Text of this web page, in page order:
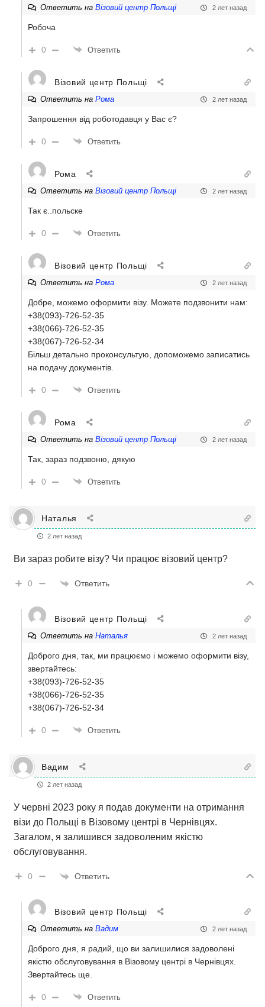
Ответить на Візовий центр Польщі 2 лет назад
Робоча
0 Ответить
Візовий центр Польщі
Ответить на Рома 2 лет назад
Запрошення від роботодавця у Вас є?
0 Ответить
Рома
Ответить на Візовий центр Польщі 2 лет назад
Так є..польске
0 Ответить
Візовий центр Польщі
Ответить на Рома 2 лет назад
Добре, можемо оформити візу. Можете подзвонити нам:
+38(093)-726-52-35
+38(066)-726-52-35
+38(067)-726-52-34
Більш детально проконсультую, допоможемо записатись
на подачу документів.
0 Ответить
Рома
Ответить на Візовий центр Польщі 2 лет назад
Так, зараз подзвоню, дякую
0 Ответить
Наталья
2 лет назад
Ви зараз робите візу? Чи працює візовий центр?
0 Ответить
Візовий центр Польщі
Ответить на Наталья 2 лет назад
Доброго дня, так, ми працюємо і можемо оформити візу,
звертайтесь:
+38(093)-726-52-35
+38(066)-726-52-35
+38(067)-726-52-34
0 Ответить
Вадим
2 лет назад
У червні 2023 року я подав документи на отримання
візи до Польщі в Візовому центрі в Чернівцях.
Загалом, я залишився задоволеним якістю
обслуговування.
0 Ответить
Візовий центр Польщі
Ответить на Вадим 2 лет назад
Доброго дня, я радий, що ви залишилися задоволені
якістю обслуговування в Візовому центрі в Чернівцях.
Звертайтесь ще.
0 Ответить